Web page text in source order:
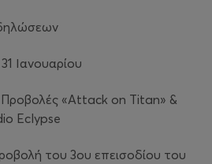
Ιανουαρίου
Προβολές «Attack on Titan» &
Eclypse
του 3ου επεισοδίου του